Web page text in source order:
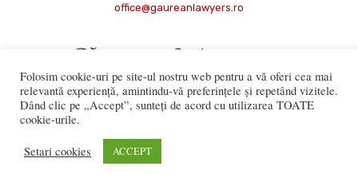
office@gaureanlawyers.ro
numai cu acordul expres al Bistriteanul.Ro. © Copyright 2008 -
Folosim cookie-uri pe site-ul nostru web pentru a vă oferi cea mai
relevantă experiență, amintindu-vă preferințele și repetând vizitele.
Dând clic pe „Accept”, sunteți de acord cu utilizarea TOATE
cookie-urile.
Setari cookies ACCEPT